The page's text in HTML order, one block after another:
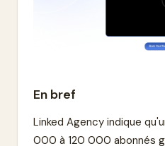
En bref
Linked Agency indique
000 à 120 000 abonnés